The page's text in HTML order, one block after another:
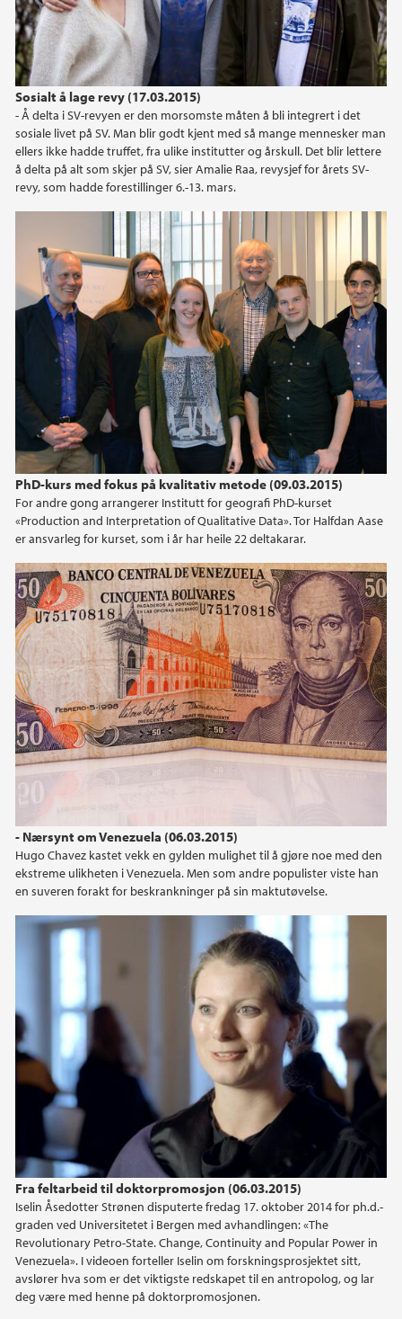
Sosialt å lage revy (17.03.2015)
- Å delta i SV-revyen er den morsomste måten å bli integrert i det
sosiale livet på SV. Man blir godt kjent med så mange mennesker man
ellers ikke hadde truffet, fra ulike institutter og årskull. Det blir lettere
å delta på alt som skjer på SV, sier Amalie Raa, revysjef for årets SV-
revy, som hadde forestillinger 6.-13. mars.
PhD-kurs med fokus på kvalitativ metode (09.03.2015)
For andre gong arrangerer Institutt for geografi PhD-kurset
«Production and Interpretation of Qualitative Data». Tor Halfdan Aase
er ansvarleg for kurset, som i år har heile 22 deltakarar.
- Nærsynt om Venezuela (06.03.2015)
Hugo Chavez kastet vekk en gylden mulighet til å gjøre noe med den
ekstreme ulikheten i Venezuela. Men som andre populister viste han
en suveren forakt for beskrankninger på sin maktutøvelse.
Doktorpromosjon, intervju, SV, Iselin Strønen
Fra feltarbeid til doktorpromosjon (06.03.2015)
Iselin Åsedotter Strønen disputerte fredag 17. oktober 2014 for ph.d.-
graden ved Universitetet i Bergen med avhandlingen: «The
Revolutionary Petro-State. Change, Continuity and Popular Power in
Venezuela». I videoen forteller Iselin om forskningsprosjektet sitt,
avslører hva som er det viktigste redskapet til en antropolog, og lar
deg være med henne på doktorpromosjonen.